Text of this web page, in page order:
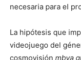
necesaria para el
La hipótesis que
videojuego del
cosmovisión mbya